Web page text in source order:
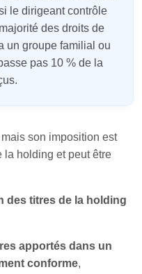
le dirigeant contrôle
des droits de
un groupe familial ou
pas 10 % de la
son imposition est
la holding et peut être
des titres de la holding
apportés dans un
conforme,